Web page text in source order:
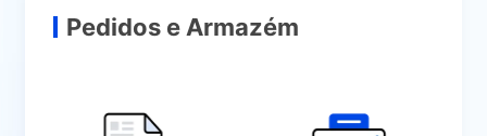
Pedidos e Armazém